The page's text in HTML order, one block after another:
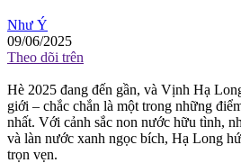
Như Ý
09/06/2025
Theo dõi trên
Hè 2025 đang đến gần, và Vịnh Hạ
giới – chắc chắn là một trong những
nhất. Với cảnh sắc non nước hữu tình,
và làn nước xanh ngọc bích, Hạ Long
trọn vẹn.